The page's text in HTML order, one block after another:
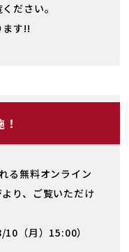
ださい。
ます!!
る無料オンライン
り、ご覧いただけ
（月）15:00）